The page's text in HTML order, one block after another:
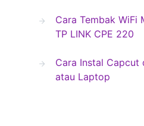
Cara Tembak WiFi
TP LINK CPE 220
Cara Instal Capcut
atau Laptop